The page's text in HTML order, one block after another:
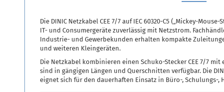
Die DINIC Netzkabel CEE 7/7 auf IEC 60320-C5 („Mickey-
IT- und Consumergeräte zuverlässig mit Netzstrom.
Industrie- und Gewerbekunden erhalten kompakte
und weiteren Kleingeräten.
Die Netzkabel kombinieren einen Schuko-Stecker CEE 7/7
sind in gängigen Längen und Querschnitten verfügbar. Die
eignet sich für den dauerhaften Einsatz in Büro-, Schulungs-